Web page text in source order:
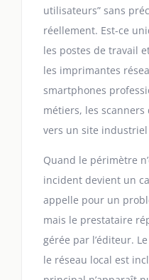
utilisateurs” sans
réellement. Est-ce
les postes de travail
les imprimantes
smartphones
métiers, les scanners
vers un site industriel
Quand le périmètre
incident devient un
appelle pour un
mais le prestataire
gérée par l’éditeur.
le réseau local est